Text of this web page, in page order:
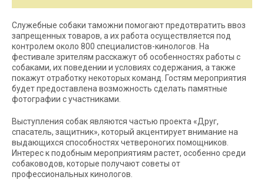
Служебные собаки таможни помогают предотвратить ввоз
запрещенных товаров, а их работа осуществляется под
контролем около 800 специалистов-кинологов. На
фестивале зрителям расскажут об особенностях работы с
собаками, их поведении и условиях содержания, а также
покажут отработку некоторых команд. Гостям мероприятия
будет предоставлена возможность сделать памятные
фотографии с участниками.
Выступления собак являются частью проекта «Друг,
спасатель, защитник», который акцентирует внимание на
выдающихся способностях четвероногих помощников.
Интерес к подобным мероприятиям растет, особенно среди
собаководов, которые получают советы от
профессиональных кинологов.